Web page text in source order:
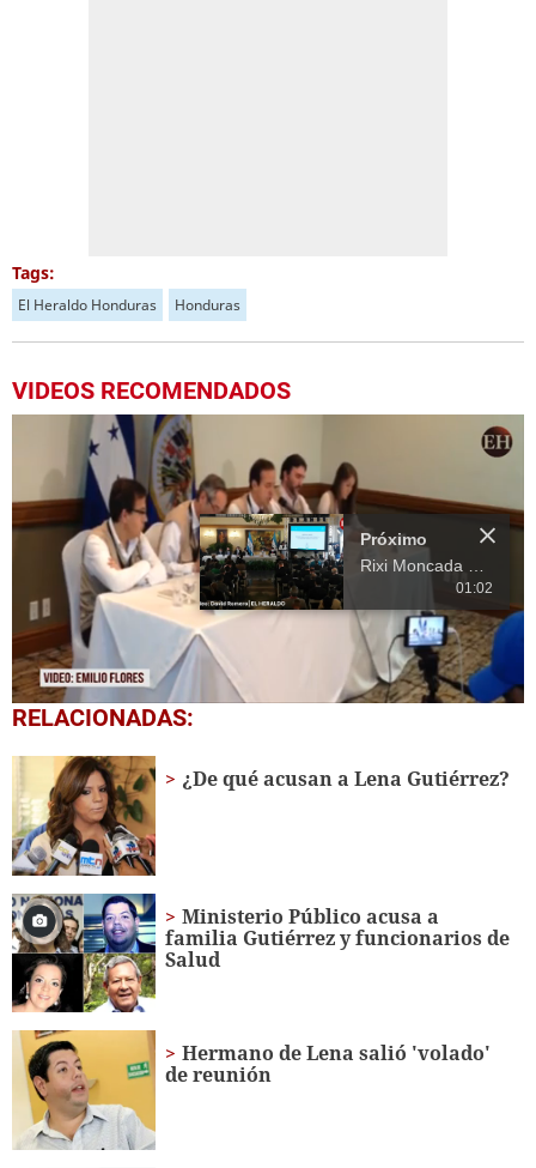
Tags:
El Heraldo Honduras Honduras
VIDEOS RECOMENDADOS
0
seconds
seconds
Próximo
01:02
RELACIONADAS:
¿De qué acusan a Lena Gutiérrez?
Ministerio Público acusa a
familia Gutiérrez y funcionarios de
Salud
Hermano de Lena salió 'volado'
de reunión